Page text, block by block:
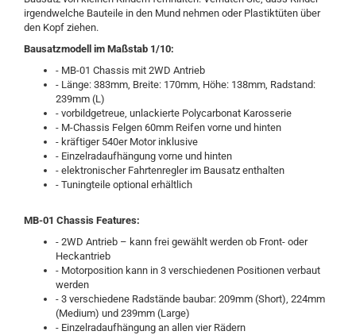
irgendwelche Bauteile in den Mund nehmen oder Plastiktüten über
den Kopf ziehen.
Bausatzmodell im Maßstab 1/10:
- MB-01 Chassis mit 2WD Antrieb
- Länge: 383mm, Breite: 170mm, Höhe: 138mm, Radstand:
239mm (L)
- vorbildgetreue, unlackierte Polycarbonat Karosserie
- M-Chassis Felgen 60mm Reifen vorne und hinten
- kräftiger 540er Motor inklusive
- Einzelradaufhängung vorne und hinten
- elektronischer Fahrtenregler im Bausatz enthalten
- Tuningteile optional erhältlich
MB-01 Chassis Features:
- 2WD Antrieb – kann frei gewählt werden ob Front- oder
Heckantrieb
- Motorposition kann in 3 verschiedenen Positionen verbaut
werden
- 3 verschiedene Radstände baubar: 209mm (Short), 224mm
(Medium) und 239mm (Large)
- Einzelradaufhängung an allen vier Rädern